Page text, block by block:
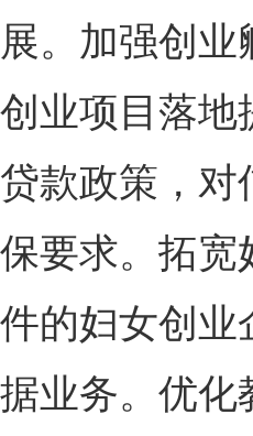
。加强创
业项目落
款政策，
要求。拓
的妇女创
业务。优